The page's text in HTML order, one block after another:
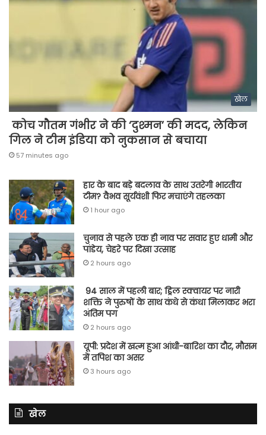
खेल
कोच गौतम गंभीर ने की ‘दुश्मन’ की मदद, लेकिन
गिल ने टीम इंडिया को नुकसान से बचाया
57 minutes ago
हार के बाद बड़े बदलाव के साथ उतरेगी भारतीय
टीम? वैभव सूर्यवंशी फिर मचाएंगे तहलका
1 hour ago
चुनाव से पहले एक ही नाव पर सवार हुए धामी और
पांडेय, चेहरे पर दिखा उत्साह
2 hours ago
94 साल में पहली बार; ड्रिल स्क्वायर पर नारी
शक्ति ने पुरुषों के साथ कंधे से कंधा मिलाकर भरा
अंतिम पग
2 hours ago
यूपी: प्रदेश में खत्म हुआ आंधी-बारिश का दौर, मौसम
में तपिश का असर
3 hours ago
खेल